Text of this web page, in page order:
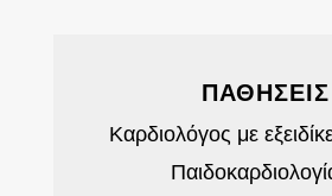
ΠΑΘΗΣΕΙΣ
Καρδιολόγος με